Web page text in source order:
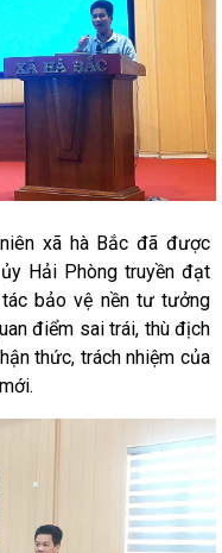
xã hà Bắc đã được
Hải Phòng truyền đạt
bảo vệ nền tư tưởng
điểm sai trái, thù địch
thức, trách nhiệm của